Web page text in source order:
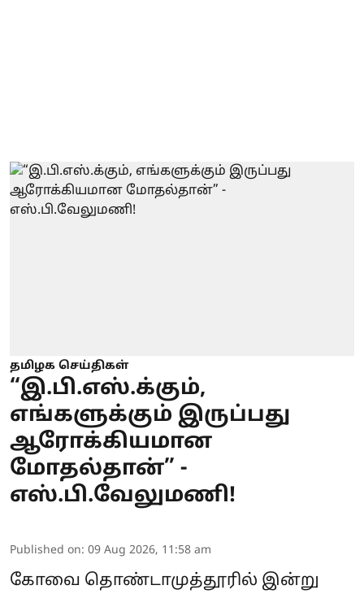
தமிழக செய்திகள்
“இ.பி.எஸ்.க்கும்,
எங்களுக்கும் இருப்பது
ஆரோக்கியமான
மோதல்தான்” -
எஸ்.பி.வேலுமணி!
Published on: 09 Aug 2026, 11:58 am
கோவை தொண்டாமுத்தூரில் இன்று